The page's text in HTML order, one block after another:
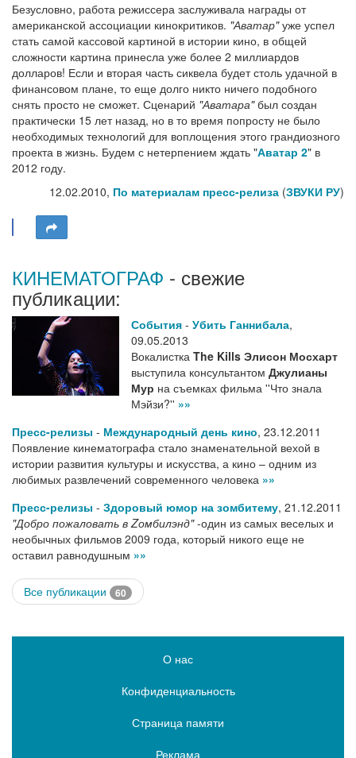
Безусловно, работа режиссера заслуживала награды от
американской ассоциации кинокритиков. "Аватар"уже успел
стать самой кассовой картиной в истории кино, в общей
сложности картина принесла уже более 2 миллиардов
долларов! Если и вторая часть сиквела будет столь удачной в
финансовом плане, то еще долго никто ничего подобного
снять просто не сможет. Сценарий "Аватара"был создан
практически 15 лет назад, но в то время попросту не было
необходимых технологий для воплощения этого грандиозного
проекта в жизнь. Будем с нетерпением ждать "Аватар 2" в
2012 году.
12.02.2010, По материалам пресс-релиза (ЗВУКИ РУ)
КИНЕМАТОГРАФ - свежие
публикации:
События - Убить Ганнибала,
09.05.2013
Вокалистка The Kills Элисон Мосхарт
выступила консультантом Джулианы
Мур на съемках фильма ''Что знала
Мэйзи?'' »»
Пресс-релизы - Международный день кино, 23.12.2011
Появление кинематографа стало знаменательной вехой в
истории развития культуры и искусства, а кино – одним из
любимых развлечений современного человека »»
Пресс-релизы - Здоровый юмор на зомбитему, 21.12.2011
"Добро пожаловать в Zомбилэнд"-один из самых веселых и
необычных фильмов 2009 года, который никого еще не
оставил равнодушным »»
Все публикации 60
О нас
Конфиденциальность
Страница памяти
Реклама